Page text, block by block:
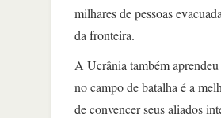
milhares de pessoas
da fronteira.
A Ucrânia também
no campo de batalha é a
de convencer seus aliados